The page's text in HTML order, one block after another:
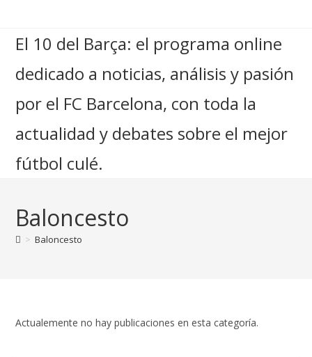
El 10 del Barça: el programa online
dedicado a noticias, análisis y pasión
por el FC Barcelona, con toda la
actualidad y debates sobre el mejor
fútbol culé.
Baloncesto
> Baloncesto
Actualemente no hay publicaciones en esta categoría.